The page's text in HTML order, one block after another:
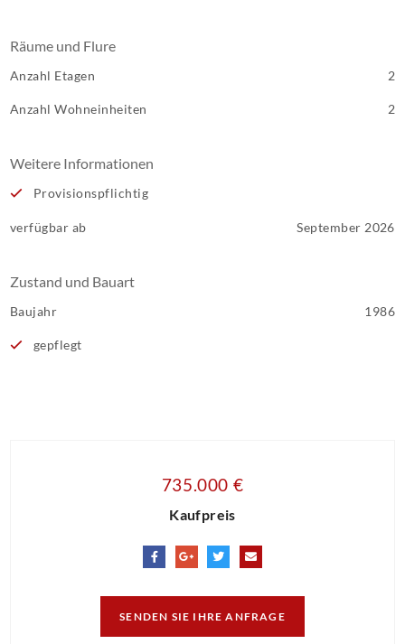
Räume und Flure
Anzahl Etagen 2
Anzahl Wohneinheiten 2
Weitere Informationen
Provisionspflichtig
verfügbar ab September 2026
Zustand und Bauart
Baujahr 1986
gepflegt
735.000 €
Kaufpreis
SENDEN SIE IHRE ANFRAGE